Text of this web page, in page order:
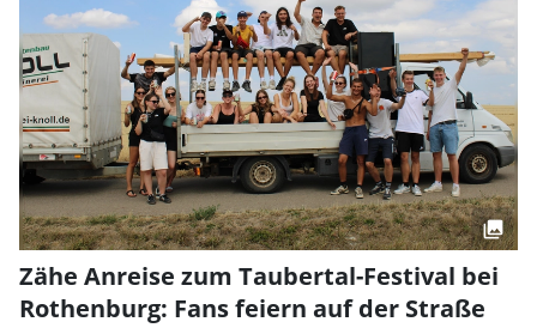
Zähe Anreise zum Taubertal-Festival bei
Rothenburg: Fans feiern auf der Straße